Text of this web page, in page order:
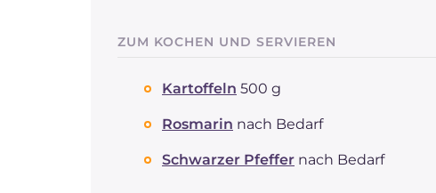
ZUM KOCHEN UND SERVIEREN
Kartoffeln 500 g
Rosmarin nach Bedarf
Schwarzer Pfeffer nach Bedarf